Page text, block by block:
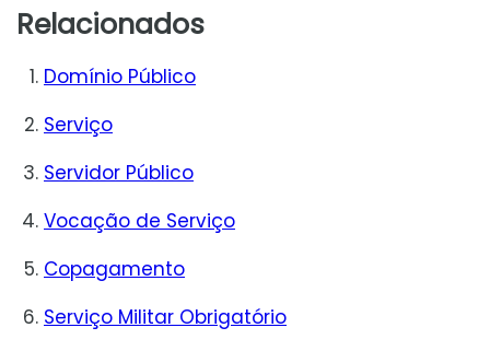
Relacionados
Domínio Público
Serviço
Servidor Público
Vocação de Serviço
Copagamento
Serviço Militar Obrigatório